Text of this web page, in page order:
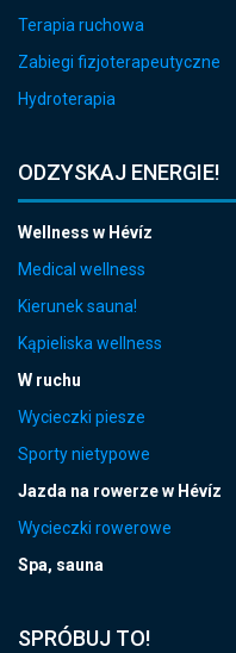
Terapia ruchowa
Zabiegi fizjoterapeutyczne
Hydroterapia
ODZYSKAJ ENERGIE!
Wellness w Hévíz
Medical wellness
Kierunek sauna!
Kąpieliska wellness
W ruchu
Wycieczki piesze
Sporty nietypowe
Jazda na rowerze w Hévíz
Wycieczki rowerowe
Spa, sauna
SPRÓBUJ TO!